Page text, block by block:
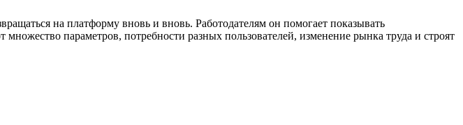
на платформу вновь и вновь. Работодателям он помогает показывать
параметров, потребности разных пользователей, изменение рынка труда и строят